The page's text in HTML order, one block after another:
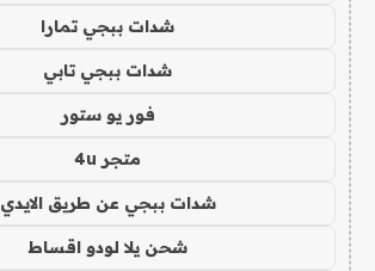
شدات ببجي تمارا
شدات ببجي تابي
فور يو ستور
متجر 4u
شدات ببجي عن طريق الايدي
شحن يلا لودو اقساط